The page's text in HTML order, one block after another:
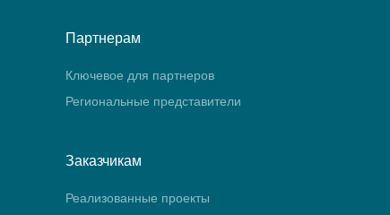
Партнерам
Ключевое для партнеров
Региональные представители
Заказчикам
Реализованные проекты